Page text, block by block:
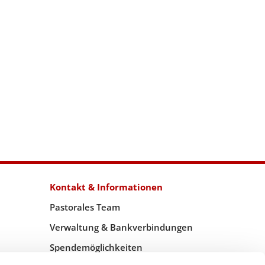
Kontakt & Informationen
Pastorales Team
Verwaltung & Bankverbindungen
Spendemöglichkeiten